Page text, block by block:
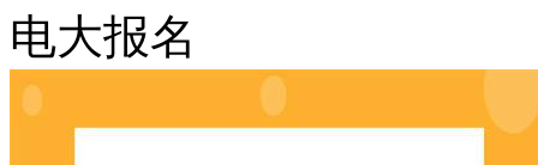
电大报名